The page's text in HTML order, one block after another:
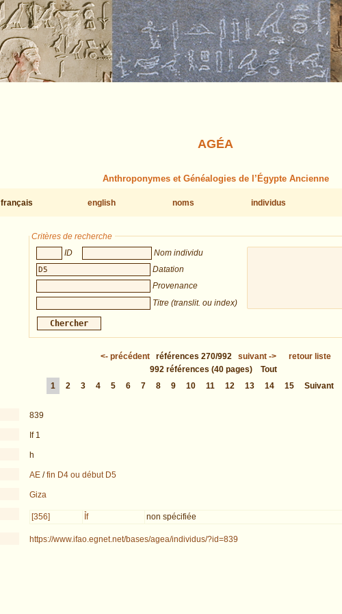
AGÉA
Anthroponymes et Généalogies de l’Égypte Ancienne
français english noms individus
Critères de recherche
ID
Nom individu
Datation
Provenance
Titre (translit. ou index)
<- précédent références 270/992 suivant->
retour liste
992 références (40 pages)
Tout
1
2 3 4 5 6 7 8 9 10 11 12 13 14 15 Suivant
839
If 1
h
AE/fin D4 ou début D5
Giza
[356] Ỉf non spécifiée
https://www.ifao.egnet.net/bases/agea/individus/?id=839